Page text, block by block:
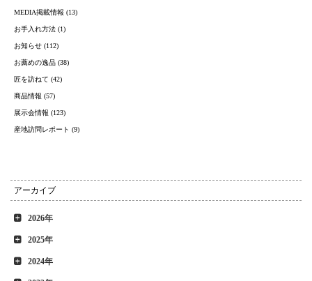
MEDIA掲載情報 (13)
お手入れ方法 (1)
お知らせ (112)
お薦めの逸品 (38)
匠を訪ねて (42)
商品情報 (57)
展示会情報 (123)
産地訪問レポート (9)
アーカイブ
2026年
2025年
2024年